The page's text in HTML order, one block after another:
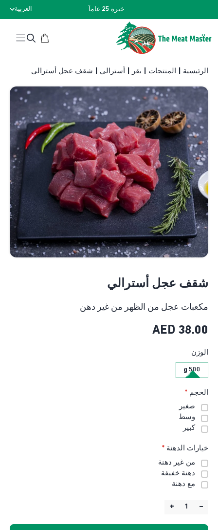
خبرة 25 عاماً العربية
الرئيسية المنتجات بقر أسترالي شقف عجل أسترالي
شقف عجل أسترالي
مكعبات عجل من الظهر من غير دهن
38.00
AED
الوزن
500 g
الحجم *
صغير
وسط
كبير
خيارات الدهنة *
من غير دهنة
دهنة خفيفة
مع دهنة
–
+